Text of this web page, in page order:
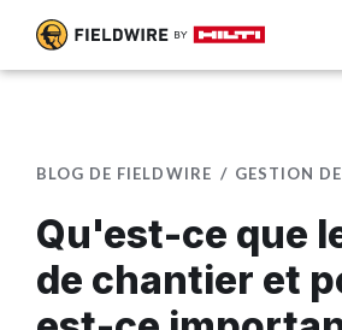
BLOG DE FIELDWIRE GESTION
Qu'est-ce que
de chantier et